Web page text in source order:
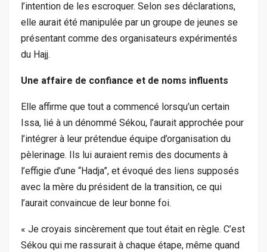
l’intention de les escroquer. Selon ses déclarations,
elle aurait été manipulée par un groupe de jeunes se
présentant comme des organisateurs expérimentés
du Hajj.
Une affaire de confiance et de noms influents
Elle affirme que tout a commencé lorsqu’un certain
Issa, lié à un dénommé Sékou, l’aurait approchée pour
l’intégrer à leur prétendue équipe d’organisation du
pèlerinage. Ils lui auraient remis des documents à
l’effigie d’une “Hadja”, et évoqué des liens supposés
avec la mère du président de la transition, ce qui
l’aurait convaincue de leur bonne foi.
« Je croyais sincèrement que tout était en règle. C’est
Sékou qui me rassurait à chaque étape, même quand